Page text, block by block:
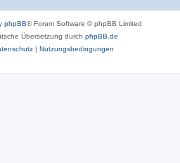
phpBB® Forum Software © phpBB Limited
Übersetzung durch phpBB.de
| Nutzungsbedingungen